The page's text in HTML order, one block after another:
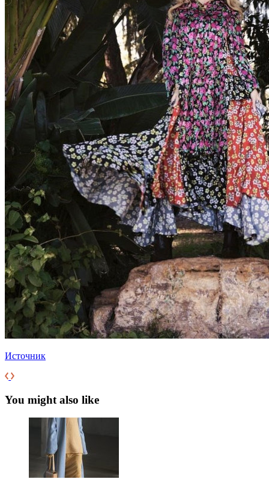
Источник
You might also like